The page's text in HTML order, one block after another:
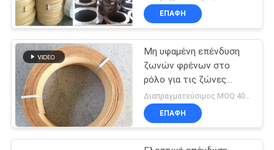
επένδυση ζωνών
φρένων επένδυσης
ΕΠΑΦΉ
Μη υφαμένη επένδυση
ζωνών φρένων στο
ρόλο για τις ζώνες
φρένων γερανών
βαρκών σκαφών
Διαπραγματεύσιμος MOQ:400 ΚΛ
ΕΠΑΦΉ